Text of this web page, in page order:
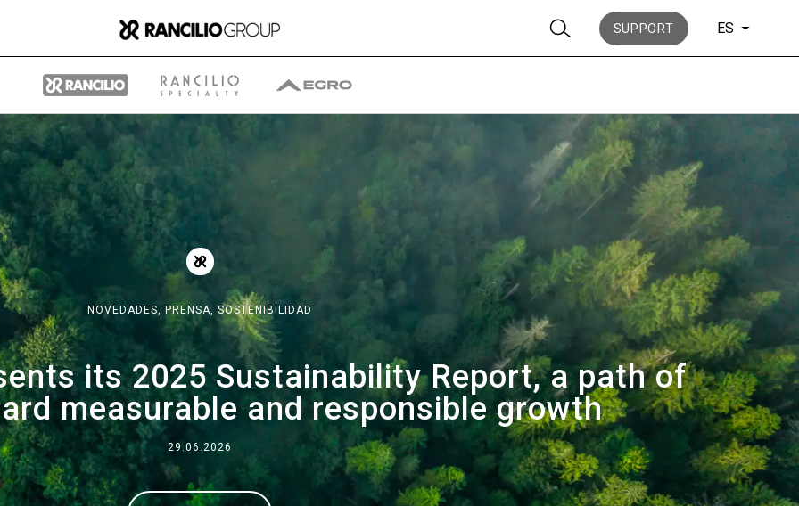
SUPPORT ES
NOVEDADES, PRENSA, SOSTENIBILIDAD
its 2025 Sustainability Report, a path of
measurable and responsible growth
29.06.2026
Group
Quiénes somos
Qué hacemos
Dónde estamos
Trabaja con nosotros
Noticias
Historia
Nuestros
laboratorios